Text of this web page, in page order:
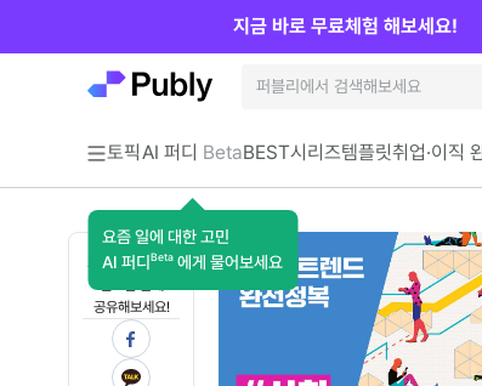
토픽AI 퍼디 Beta
요즘 일에 대한 고민
AI 퍼디 Beta 에게 물어보세요
BEST시리즈템플릿취업·이직
지금 바로 무료체험 해보세요!
지금 인사이트가
공유해보세요!